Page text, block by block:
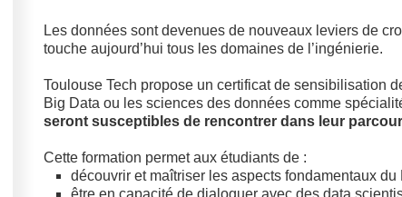
Les données sont devenues de nouveaux leviers de
touche aujourd’hui tous les domaines de l’ingénierie.
Toulouse Tech propose un certificat de sensibilisation
Big Data ou les sciences des données comme
seront susceptibles de rencontrer dans leur
Cette formation permet aux étudiants de :
découvrir et maîtriser les aspects fondamentaux du
être en capacité de dialoguer avec des data